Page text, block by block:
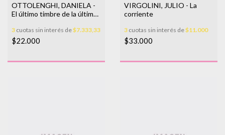
OTTOLENGHI, DANIELA -
El último timbre de la última
3 cuotas sin interés de$7.333,33
$22.000
VIRGOLINI, JULIO - La
corriente
3 cuotas sin interés de$11.000
$33.000